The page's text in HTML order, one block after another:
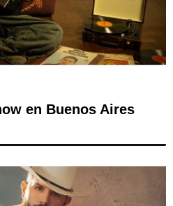
en Buenos Aires